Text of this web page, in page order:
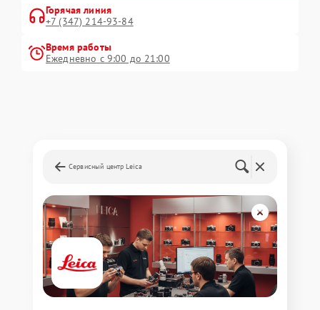
Горячая линия
+7 (347) 214-93-84
Время работы
Ежедневно с 9:00 до 21:00
Сервисный центр Leica